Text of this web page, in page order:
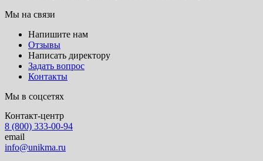
Мы на связи
Напишите нам
Отзывы
Написать директору
Задать вопрос
Контакты
Мы в соцсетях
Контакт-центр
8 (800) 333-00-94
email
info@unikma.ru